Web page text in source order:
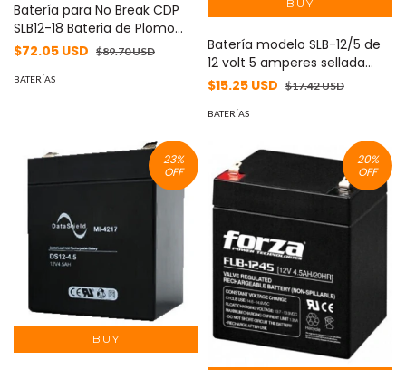
Batería para No Break CDP
SLB12-18 Bateria de Plomo
acido - seca sellada 12Vdc-
$72.05 USD $89.70 USD
BATERÍAS
Batería modelo SLB-12/5 de
12 volt 5 amperes sellada
libre de mantenimiento (no
$15.25 USD $17.42 USD
BATERÍAS
23%
OFF
20%
OFF